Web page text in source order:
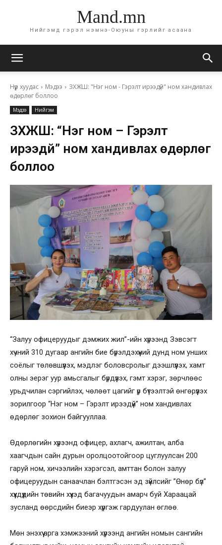
Mand.mn
Нийгэмд гэрэл нэмнэ-Оюуны гэрлийг асаана
Нүүр хуудас Мэдээ
ЗХЖШ: "Нэг ном - Гэрэлт ирээдүй" ном хандивлах
өдөрлөг боллоо
Мэдээ Нийгэм
ЗХЖШ: “Нэг ном – Гэрэлт
ирээдүй” ном хандивлах өдөрлөг
боллоо
“Залуу офицеруудыг дэмжих жил”-ийн хүрээнд Зэвсэгт
хүчний 310 дугаар ангийн бие бүрэлдэхүүний дунд ном унших
соёлыг төлөвшүүлэх, мэдлэг боловсролыг дээшлүүлэх, хамт
олны эерэг уур амьсгалыг бүрдүүлэх, гэмт хэрэг, зөрчлөөс
урьдчилан сэргийлэх, чөлөөт цагийг үр бүтээлтэй өнгөрүүлэх
зорилгоор “Нэг ном – Гэрэлт ирээдүй” ном хандивлах
өдөрлөг зохион байгууллаа.
Өдөрлөгийн хүрээнд офицер, ахлагч, ажилтан, алба
хаагчдын сайн дурын оролцоотойгоор цуглуулсан 200
гаруй ном, хичээлийн хэрэгсэл, амттан болон залуу
офицеруудын санаачлан бэлтгэсэн эд зүйлсийг ”Өнөр бүл”
хүүхдүүдийн төвийн хүүхэд багачуудын амарч буй Хараацай
зусланд өөрсдийн биеэр хүргэж гардуулан өглөө.
Мөн энэхүү арга хэмжээний хүрээнд ангийн номын сангийн